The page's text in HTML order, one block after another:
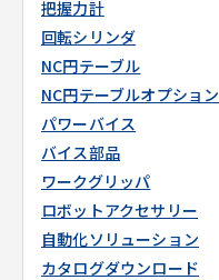
把握力計
回転シリンダ
NC円テーブル
NC円テーブルオプション
パワーバイス
バイス部品
ワークグリッパ
ロボットアクセサリー
自動化ソリューション
カタログダウンロード